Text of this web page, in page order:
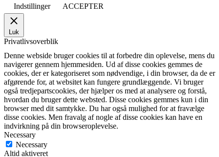
Indstillinger
ACCEPTER
Luk
Privatlivsoverblik
Denne webside bruger cookies til at forbedre din oplevelse, mens du
navigerer gennem hjemmesiden. Ud af disse cookies gemmes de
cookies, der er kategoriseret som nødvendige, i din browser, da de er
afgørende for, at websitet kan fungere grundlæggende. Vi bruger
også tredjepartscookies, der hjælper os med at analysere og forstå,
hvordan du bruger dette websted. Disse cookies gemmes kun i din
browser med dit samtykke. Du har også mulighed for at fravælge
disse cookies. Men fravalg af nogle af disse cookies kan have en
indvirkning på din browseroplevelse.
Necessary
Necessary
Altid aktiveret